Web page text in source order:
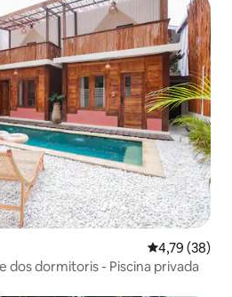
4,79 de
4,79 (38)
dos dormitoris - Piscina privada